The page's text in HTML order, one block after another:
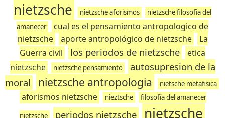
nietzsche
nietzsche aforismos
nietzsche filosofia del
amanecer
cual es el pensamiento antropologico de
nietzsche
aporte antropológico de nietzsche
La
Guerra civil
los periodos de nietzsche
etica
nietzsche
nietzsche pensamiento
autosupresion de la
moral
nietzsche antropologia nietsche metafisica
aforismos nietzsche nieztsche filosofía del amanecer
nietzsche periodos nietzsche nietzsche